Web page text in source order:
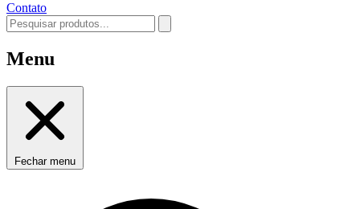
Contato
Menu
Fechar menu